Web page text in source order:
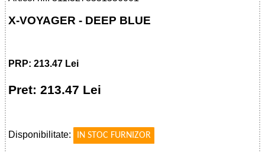
X-VOYAGER - DEEP BLUE
PRP: 213.47 Lei
Pret: 213.47 Lei
Disponibilitate:
IN STOC FURNIZOR